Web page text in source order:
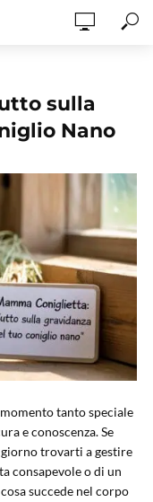
sulla
Nano
tanto speciale
e conoscenza. Se
trovarti a gestire
consapevole o di un
succede nel corpo